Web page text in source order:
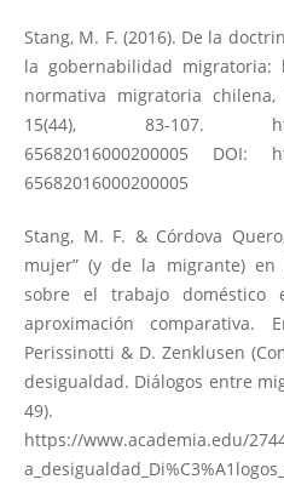
Stang, M. F. (2016). De la
la gobernabilidad
normativa migratoria chilena,
15(44), 83-107.
65682016000200005 DOI:
65682016000200005
Stang, M. F. & Córdova
mujer” (y de la migrante) en
sobre el trabajo doméstico
aproximación
Perissinotti & D. Zenklusen
desigualdad. Diálogos entre
49).
https://www.academia.edu/